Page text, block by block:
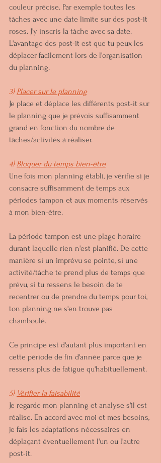
couleur précise. Par exemple toutes les
tâches avec une date limite sur des post-it
roses. J'y inscris la tâche avec sa date.
L'avantage des post-it est que tu peux les
déplacer facilement lors de l'organisation
du planning.
3) Placer sur le planning
Je place et déplace les différents post-it sur
le planning que je prévois suffisamment
grand en fonction du nombre de
tâches/activités à réaliser.
4) Bloquer du temps bien-être
Une fois mon planning établi, je vérifie si je
consacre suffisamment de temps aux
périodes tampon et aux moments réservés
à mon bien-être.
La période tampon est une plage horaire
durant laquelle rien n'est planifié. De cette
manière si un imprévu se pointe, si une
activité/tâche te prend plus de temps que
prévu, si tu ressens le besoin de te
recentrer ou de prendre du temps pour toi,
ton planning ne s'en trouve pas
chamboulé.
Ce principe est d'autant plus important en
cette période de fin d'année parce que je
ressens plus de fatigue qu'habituellement.
5) Vérifier la faisabilité
Je regarde mon planning et analyse s'il est
réalise. En accord avec moi et mes besoins,
je fais les adaptations nécessaires en
déplaçant éventuellement l'un ou l'autre
post-it.